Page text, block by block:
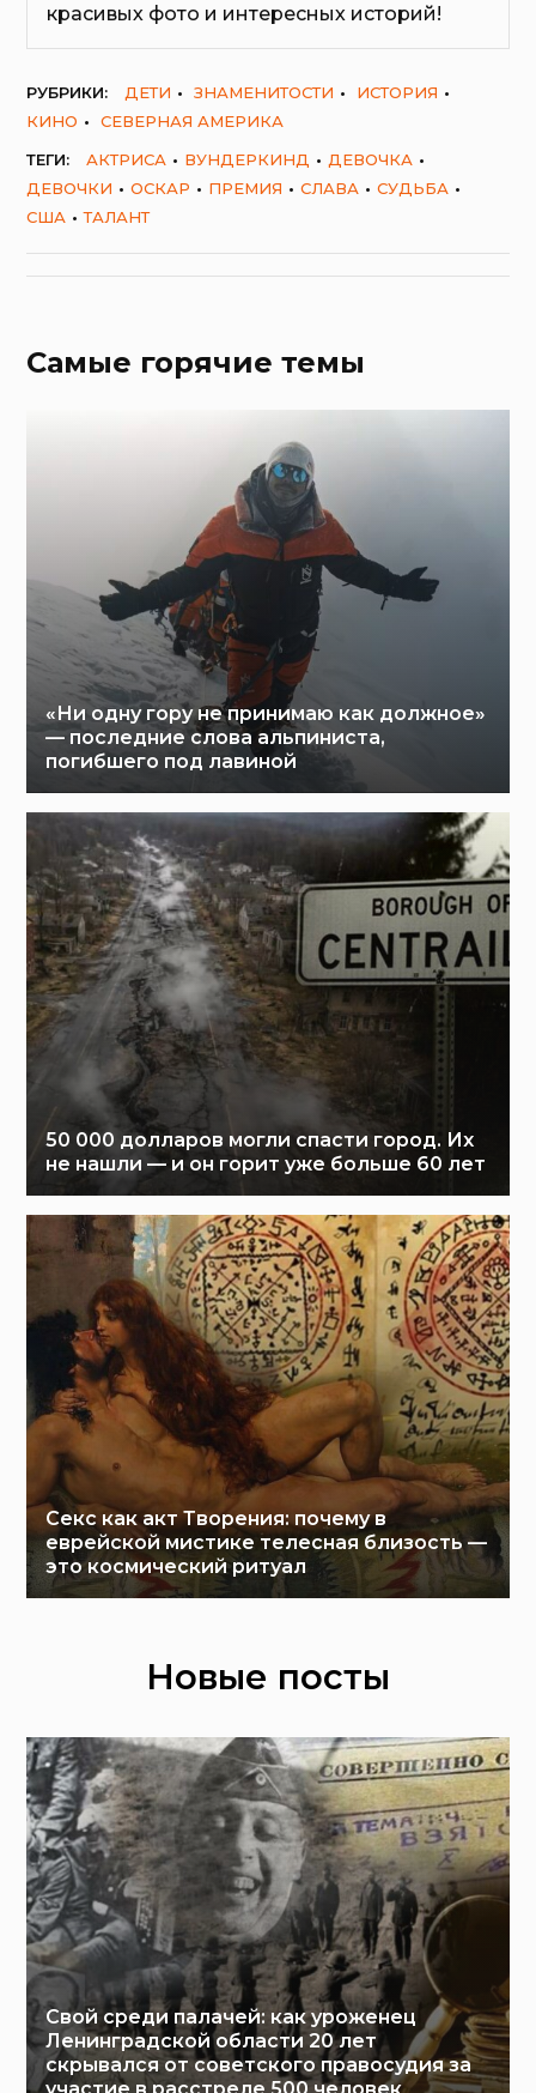
красивых фото и интересных историй!
РУБРИКИ: ДЕТИ ЗНАМЕНИТОСТИ
ИСТОРИЯ
КИНО
СЕВЕРНАЯ АМЕРИКА
ТЕГИ:
АКТРИСА ВУНДЕРКИНД
ДЕВОЧКА
ДЕВОЧКИ
ОСКАР ПРЕМИЯ СЛАВА
СУДЬБА
США
ТАЛАНТ
Самые горячие темы
«Ни одну гору не принимаю как должное»
— последние слова альпиниста,
погибшего под лавиной
50 000 долларов могли спасти город. Их
не нашли — и он горит уже больше 60 лет
Секс как акт Творения: почему в
еврейской мистике телесная близость —
это космический ритуал
Новые посты
Свой среди палачей: как уроженец
Ленинградской области 20 лет
скрывался от советского правосудия за